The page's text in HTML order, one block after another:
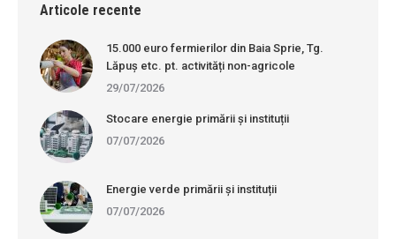
Articole recente
15.000 euro fermierilor din Baia Sprie, Tg.
Lăpuș etc. pt. activități non-agricole
29/07/2026
Stocare energie primării și instituții
07/07/2026
Energie verde primării și instituții
07/07/2026